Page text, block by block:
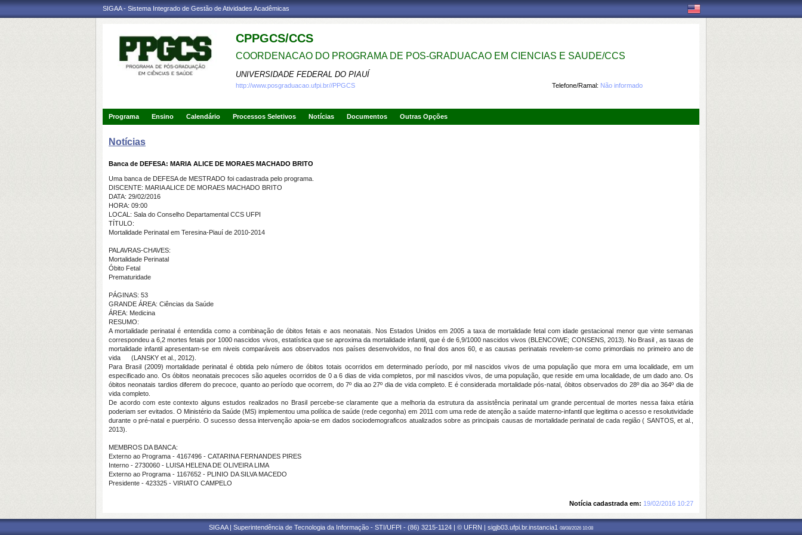
SIGAA - Sistema Integrado de Gestão de Atividades Acadêmicas
CPPGCS/CCS
COORDENACAO DO PROGRAMA DE POS-GRADUACAO EM CIENCIAS E SAUDE/CCS
UNIVERSIDADE FEDERAL DO PIAUÍ
Telefone/Ramal: Não informado
http://www.posgraduacao.ufpi.br//PPGCS
Programa Ensino Calendário Processos Seletivos Notícias Documentos Outras Opções
Notícias
Banca de DEFESA: MARIA ALICE DE MORAES MACHADO BRITO
Uma banca de DEFESA de MESTRADO foi cadastrada pelo programa.
DISCENTE: MARIA ALICE DE MORAES MACHADO BRITO
DATA: 29/02/2016
HORA: 09:00
LOCAL: Sala do Conselho Departamental CCS UFPI
TÍTULO:
Mortalidade Perinatal em Teresina-Piauí de 2010-2014
PALAVRAS-CHAVES:
Mortalidade Perinatal
Óbito Fetal
Prematuridade
PÁGINAS: 53
GRANDE ÁREA: Ciências da Saúde
ÁREA: Medicina
RESUMO:
A mortalidade perinatal é entendida como a combinação de óbitos fetais e aos neonatais. Nos Estados Unidos em 2005 a taxa de mortalidade fetal com idade gestacional menor que vinte semanas
correspondeu a 6,2 mortes fetais por 1000 nascidos vivos, estatística que se aproxima da mortalidade infantil, que é de 6,9/1000 nascidos vivos (BLENCOWE; CONSENS, 2013). No Brasil , as taxas de
mortalidade infantil apresentam-se em niveis comparáveis aos observados nos países desenvolvidos, no final dos anos 60, e as causas perinatais revelem-se como primordiais no primeiro ano de
vida (LANSKY et al., 2012).
Para Brasil (2009) mortalidade perinatal é obtida pelo número de óbitos totais ocorridos em determinado período, por mil nascidos vivos de uma população que mora em uma localidade, em um
especificado ano. Os óbitos neonatais precoces são aqueles ocorridos de 0 a 6 dias de vida completos, por mil nascidos vivos, de uma população, que reside em uma localidade, de um dado ano. Os
óbitos neonatais tardios diferem do precoce, quanto ao período que ocorrem, do 7º dia ao 27º dia de vida completo. E é considerada mortalidade pós-natal, óbitos observados do 28º dia ao 364º dia de
vida completo.
De acordo com este contexto alguns estudos realizados no Brasil percebe-se claramente que a melhoria da estrutura da assistência perinatal um grande percentual de mortes nessa faixa etária
poderiam ser evitados. O Ministério da Saúde (MS) implementou uma política de saúde (rede cegonha) em 2011 com uma rede de atenção a saúde materno-infantil que legitima o acesso e resolutividade
durante o pré-natal e puerpério. O sucesso dessa intervenção apoia-se em dados sociodemograficos atualizados sobre as principais causas de mortalidade perinatal de cada região ( SANTOS, et al.,
2013).
MEMBROS DA BANCA:
Externo ao Programa - 4167496 - CATARINA FERNANDES PIRES
Interno - 2730060 - LUISA HELENA DE OLIVEIRA LIMA
Externo ao Programa - 1167652 - PLINIO DA SILVA MACEDO
Presidente - 423325 - VIRIATO CAMPELO
Notícia cadastrada em: 19/02/2016 10:27
SIGAA | Superintendência de Tecnologia da Informação - STI/UFPI - (86) 3215-1124 | © UFRN | sigjb03.ufpi.br.instancia1 08/08/2026 10:08